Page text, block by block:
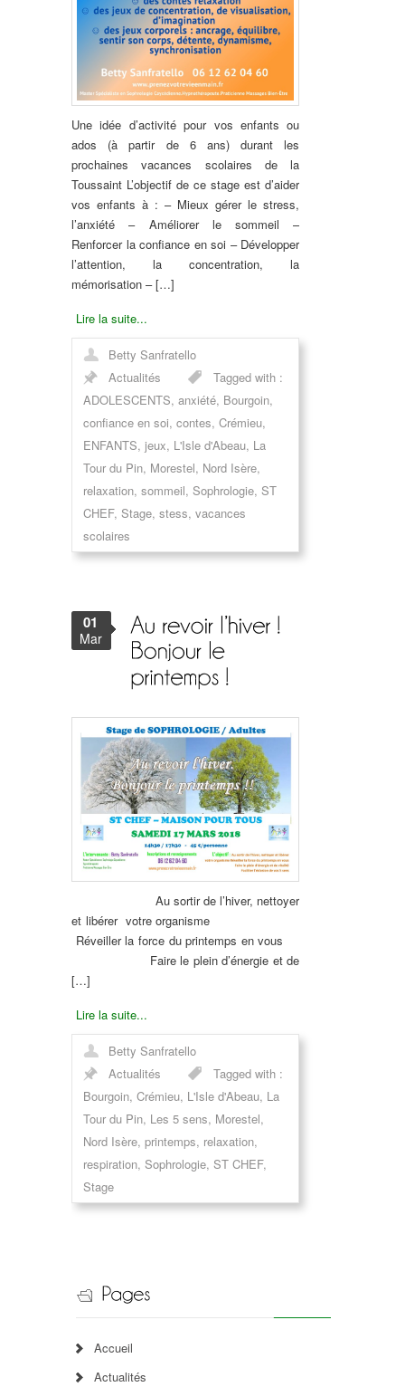
Une idée d’activité pour vos enfants ou
ados (à partir de 6 ans) durant les
prochaines vacances scolaires de la
Toussaint L’objectif de ce stage est d’aider
vos enfants à : – Mieux gérer le stress,
l’anxiété – Améliorer le sommeil –
Renforcer la confiance en soi – Développer
l’attention, la concentration, la
mémorisation – […]
Lire la suite...
Betty Sanfratello
Actualités
Tagged with :
ADOLESCENTS, anxiété, Bourgoin,
confiance en soi, contes, Crémieu,
ENFANTS, jeux, L'Isle d'Abeau, La
Tour du Pin, Morestel, Nord Isère,
relaxation, sommeil, Sophrologie, ST
CHEF, Stage, stess, vacances
scolaires
01
Mar
Au sortir de l’hiver, nettoyer
et libérer votre organisme
Réveiller la force du printemps en vous
Faire le plein d’énergie et de
[…]
Lire la suite...
Betty Sanfratello
Actualités
Tagged with :
Bourgoin, Crémieu, L'Isle d'Abeau, La
Tour du Pin, Les 5 sens, Morestel,
Nord Isère, printemps, relaxation,
respiration, Sophrologie, ST CHEF,
Stage
Accueil
Actualités